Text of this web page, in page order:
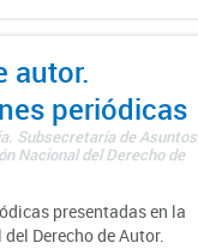
autor.
periódicas
Subsecretaría de Asuntos
Nacional del Derecho de
presentadas en la
Derecho de Autor.